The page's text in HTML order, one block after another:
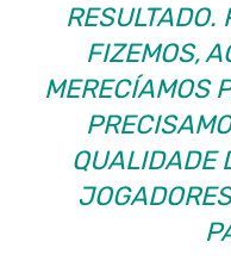
RESULTADO.
FIZEMOS,
MERECÍAMOS
QUALIDADE